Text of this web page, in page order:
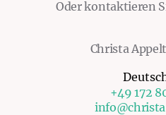
Oder kontaktieren
Christa
+49 172